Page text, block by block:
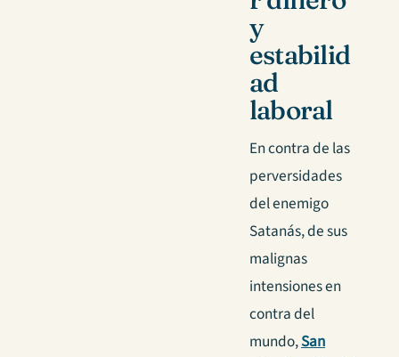
y
estabilid
ad
laboral
En contra de las
perversidades
del enemigo
Satanás, de sus
malignas
intensiones en
contra del
mundo,San